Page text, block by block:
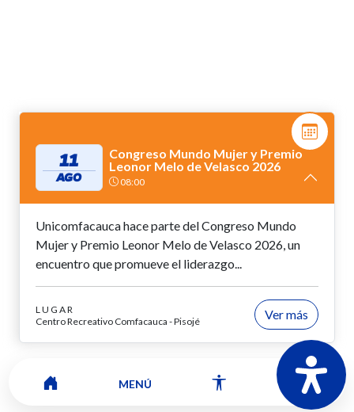
11
AGO
Congreso Mundo Mujer y Premio
Leonor Melo de Velasco 2026
08:00
Unicomfacauca hace parte del Congreso Mundo
Mujer y Premio Leonor Melo de Velasco 2026, un
encuentro que promueve el liderazgo...
LUGAR
Centro Recreativo Comfacauca - Pisojé
Ver más
MENÚ